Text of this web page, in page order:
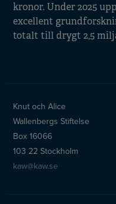
kronor. Under 2025
excellent
totalt till drygt 2,5
Knut och Alice
Wallenbergs Stiftelse
Box 16066
103 22 Stockholm
kaw@kaw.se